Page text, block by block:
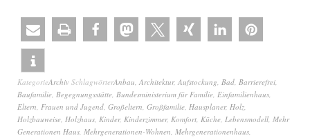
KategorieArchiv SchlagwörterAnbau, Architektur, Aufstockung, Bad, Barrierefrei,
Baufamilie, Begegnungsstätte, Bundesministerium für Familie, Einfamilienhaus,
Eltern, Frauen und Jugend, Großeltern, Großfamilie, Hausplaner, Holz,
Holzbauweise, Holzhaus, Kinder, Kinderzimmer, Komfort, Küche, Lebensmodell, Mehr
Generationen Haus, Mehrgenerationen-Wohnen, Mehrgenerationenhaus,